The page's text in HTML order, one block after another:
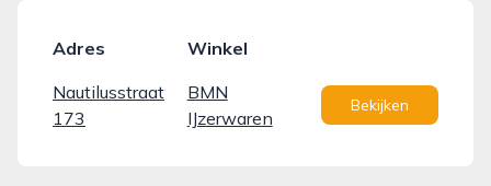
Adres
Winkel
Nautilusstraat
173
BMN
IJzerwaren
Bekijken